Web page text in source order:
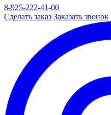
8-925-222-41-00
Сделать заказ Заказать звонок